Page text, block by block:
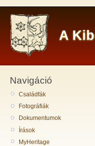
A
Navigáció
Családfák
Fotográfiák
Dokumentumok
Írások
MyHeritage